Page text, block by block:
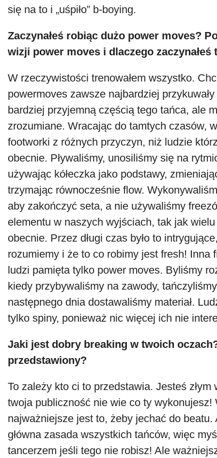
się na to i „uśpiło” b-boying.
Zaczynałeś robiąc dużo power moves?
wizji power moves i dlaczego zaczynałeś
W rzeczywistości trenowałem wszystko.
powermoves zawsze najbardziej
bardziej przyjemną częścią tego tańca, ale
zrozumiane. Wracając do tamtych czasów,
footworki z różnych przyczyn, niż ludzie
obecnie. Pływaliśmy, unosiliśmy się na
używając kółeczka jako podstawy,
trzymając równocześnie flow.
aby zakończyć seta, a nie używaliśmy
elementu w naszych wyjściach, tak jak wielu
obecnie. Przez długi czas było to
rozumiemy i że to co robimy jest fresh! Inna
ludzi pamięta tylko power moves. Byliśmy
kiedy przybywaliśmy na zawody,
następnego dnia dostawaliśmy materiał.
tylko spiny, ponieważ nic więcej ich nie
Jaki jest dobry breaking w twoich
przedstawiony?
To zależy kto ci to przedstawia. Jesteś złym
twoja publiczność nie wie co ty wykonujesz!
najważniejsze jest to, żeby jechać do beatu.
główna zasada wszystkich tańców, więc
tancerzem jeśli tego nie robisz! Ale